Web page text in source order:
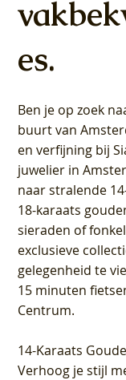
es.
Ben je op zoek
buurt van
en verfijning bij
juwelier in
naar stralende
18-karaats
sieraden of
exclusieve
gelegenheid te
15 minuten
Centrum.
14-Karaats
Verhoog je stijl